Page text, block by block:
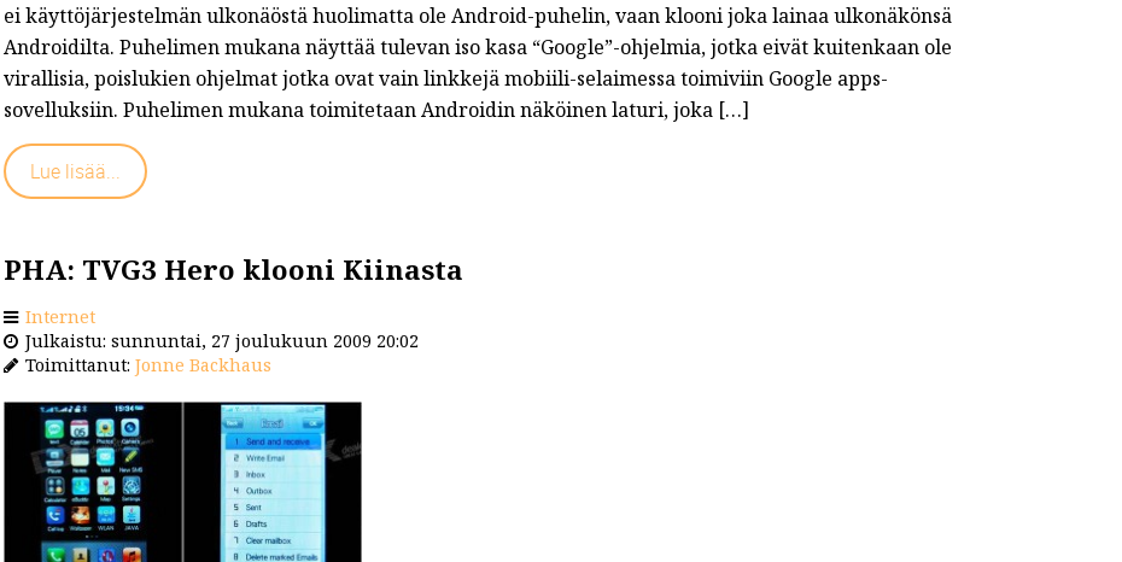
ei käyttöjärjestelmän ulkonäöstä huolimatta ole Android-puhelin, vaan klooni joka lainaa ulkonäkönsä
Androidilta. Puhelimen mukana näyttää tulevan iso kasa “Google”-ohjelmia, jotka eivät kuitenkaan ole
virallisia, poislukien ohjelmat jotka ovat vain linkkejä mobiili-selaimessa toimiviin Google apps-
sovelluksiin. Puhelimen mukana toimitetaan Androidin näköinen laturi, joka […]
Lue lisää...
PHA: TVG3 Hero klooni Kiinasta
Internet
Julkaistu: sunnuntai, 27 joulukuun 2009 20:02
Toimittanut: Jonne Backhaus